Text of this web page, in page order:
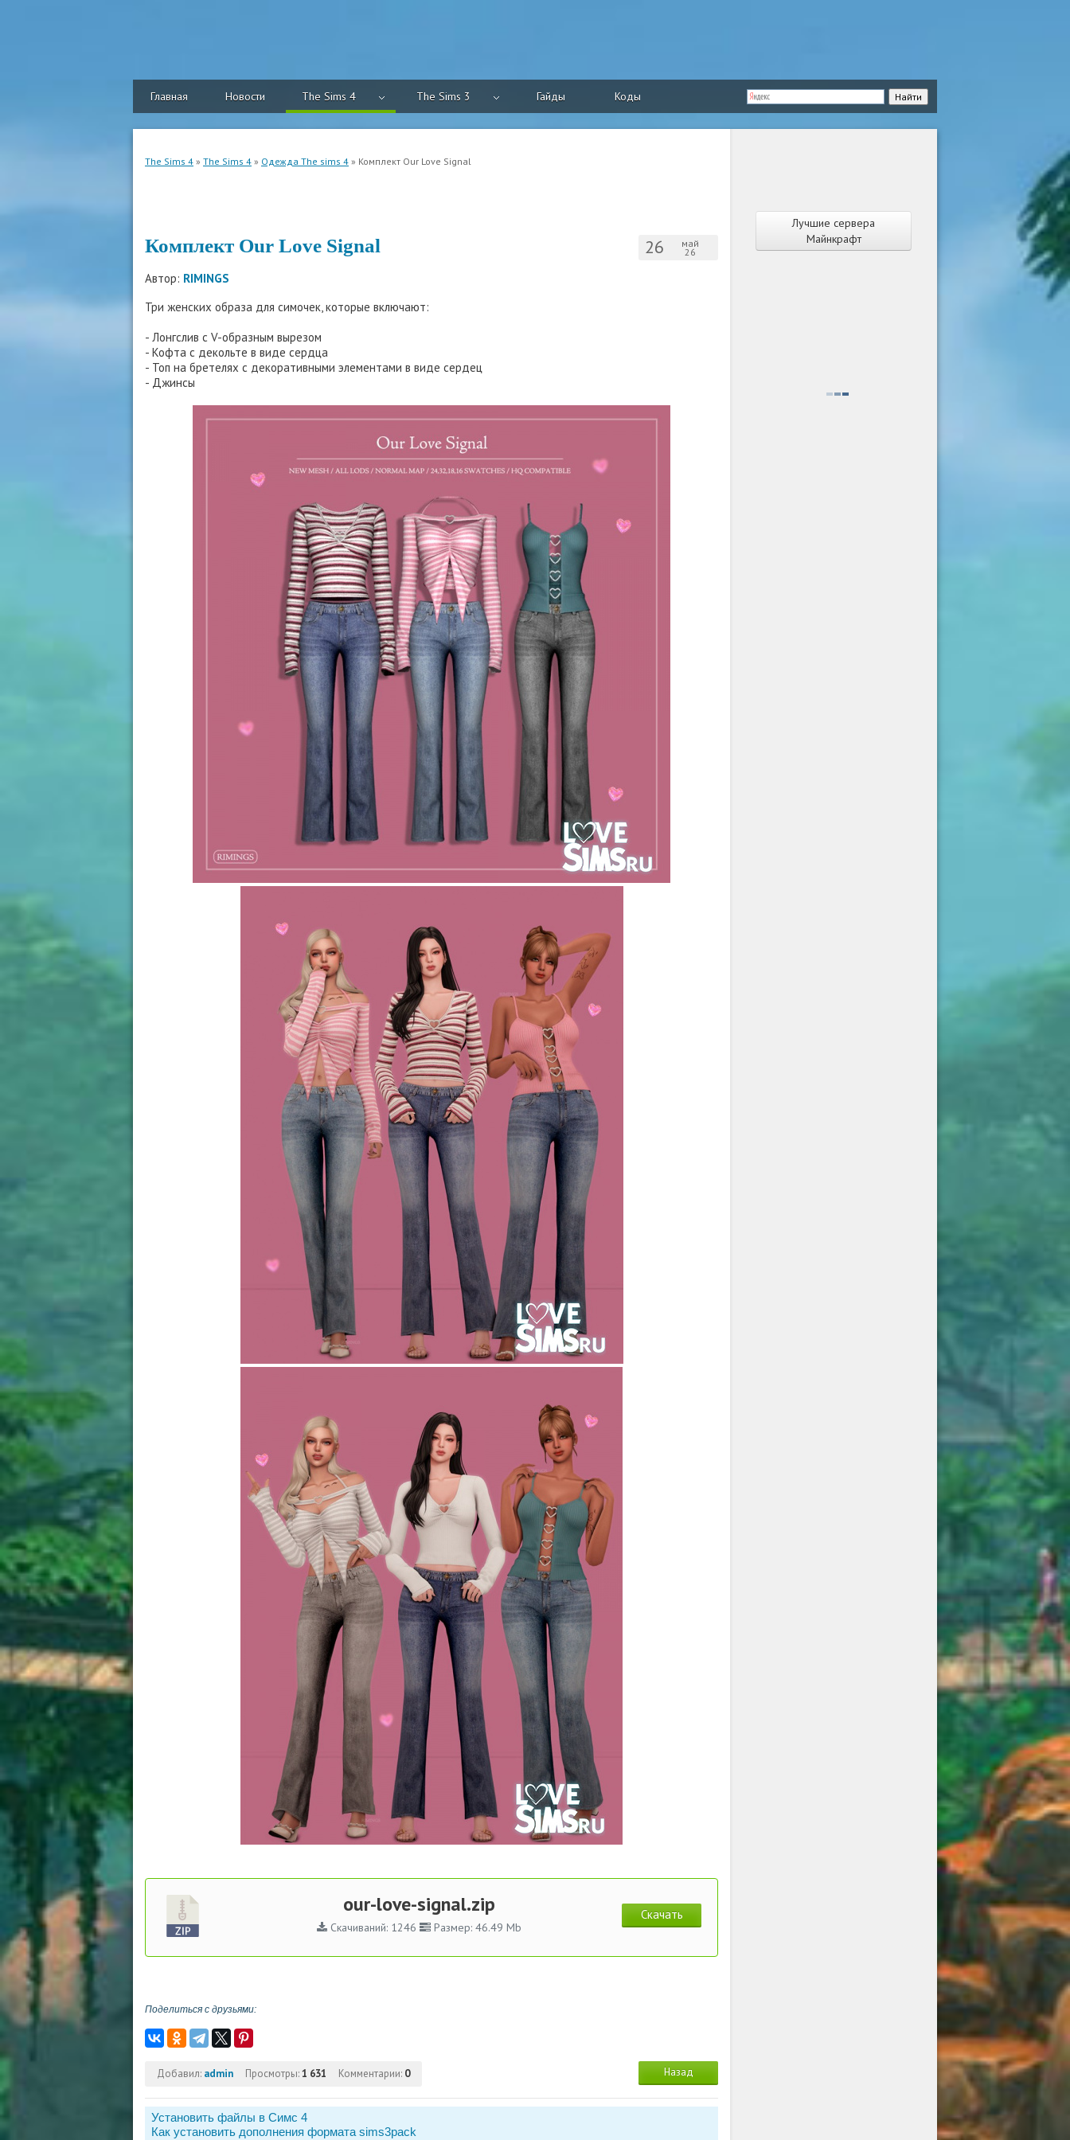
Главная Новости The Sims 4 The Sims 3 Гайды Коды
Лучшие сервера
Майнкрафт
The Sims 4 » The Sims 4 » Одежда The sims 4 » Комплект Our Love Signal
26 май
26
Комплект Our Love Signal
Автор: RIMINGS
Три женских образа для симочек, которые включают:
- Лонгслив с V-образным вырезом
- Кофта с декольте в виде сердца
- Топ на бретелях с декоративными элементами в виде сердец
- Джинсы
our-love-signal.zip
Скачиваний: 1246 Размер: 46.49 Mb
Скачать
Поделиться с друзьями:
Назад
Добавил: admin Просмотры:1 631 Комментарии: 0
Установить файлы в Симс 4
Как установить дополнения формата sims3pack